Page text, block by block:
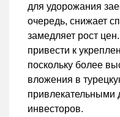
для удорожания
очередь, снижает
замедляет рост
привести к
поскольку более
вложения в
привлекательными
инвесторов.